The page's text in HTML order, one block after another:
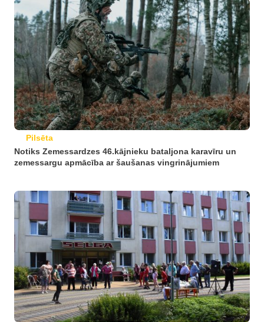
Pilsēta
Notiks Zemessardzes 46.kājnieku bataljona karavīru un
zemessargu apmācība ar šaušanas vingrinājumiem